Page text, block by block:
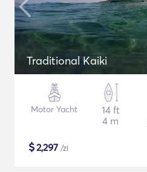
Traditional Kaiki
Motor Yacht
14 ft
4 m
$2,297 /zi